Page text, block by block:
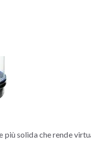
solida che rende